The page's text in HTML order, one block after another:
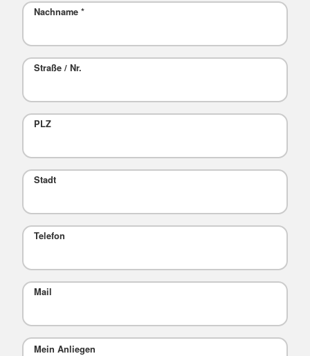
Nachname *
Straße / Nr.
PLZ
Stadt
Telefon
Mail
Mein Anliegen